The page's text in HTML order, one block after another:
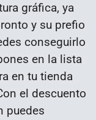
gráfica, ya
y su prefio
conseguirlo
en la lista
en tu tienda
el descuento
puedes